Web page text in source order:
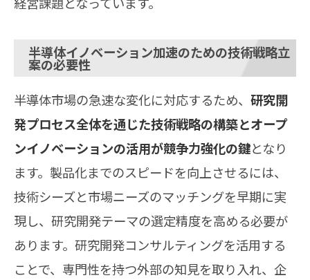
半導体イノベーション加速のための技術戦略立
案の必要性
半導体市場の急速な変化に対応するため、 研究開
発プロセス全体を通じた技術戦略の構築とオープ
ンイノベーションの活用が競争力強化の鍵となり
ます。製品化までのスピードを向上させるには、
技術シーズと市場ニーズのマッチングを早期に実
現し、研究開発テーマの選定精度を高める必要が
あります。研究開発コンサルティングを活用する
ことで、専門性を持つ外部の知見を取り入れ、企